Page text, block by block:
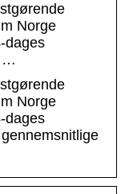
Norge
dages
…
Norge
dages